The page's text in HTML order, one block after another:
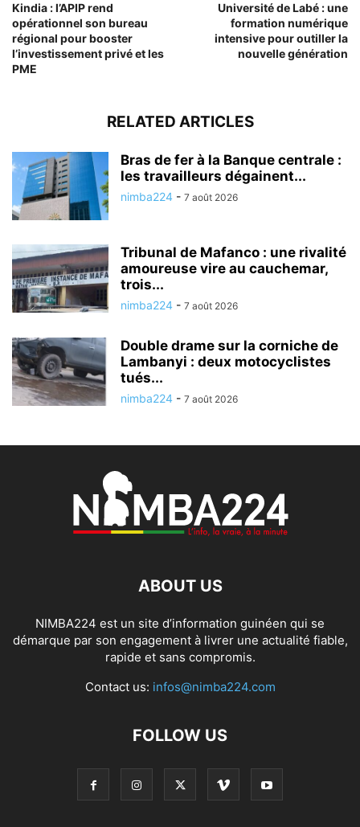
Kindia : l’APIP rend
opérationnel son bureau
régional pour booster
l’investissement privé et les
PME
Université de Labé : une
formation numérique
intensive pour outiller la
nouvelle génération
RELATED ARTICLES
Bras de fer à la Banque centrale :
les travailleurs dégainent...
nimba224 - 7 août 2026
Tribunal de Mafanco : une rivalité
amoureuse vire au cauchemar,
trois...
nimba224 - 7 août 2026
Double drame sur la corniche de
Lambanyi : deux motocyclistes
tués...
nimba224 - 7 août 2026
ABOUT US
NIMBA224 est un site d’information guinéen qui se
démarque par son engagement à livrer une actualité fiable,
rapide et sans compromis.
Contact us: infos@nimba224.com
FOLLOW US